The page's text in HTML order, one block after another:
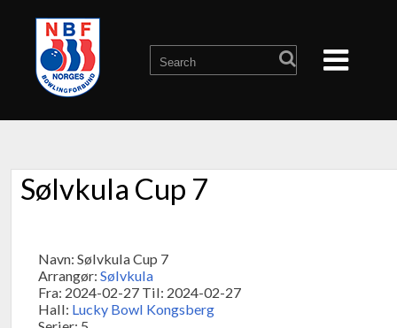
Sølvkula Cup 7
Navn: Sølvkula Cup 7
Arrangør: Sølvkula
Fra: 2024-02-27 Til: 2024-02-27
Hall: Lucky Bowl Kongsberg